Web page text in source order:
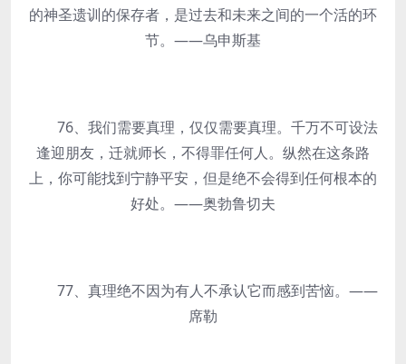
的神圣遗训的保存者，是过去和未来之间的一个活的环
节。——乌申斯基
76、我们需要真理，仅仅需要真理。千万不可设法
逢迎朋友，迁就师长，不得罪任何人。纵然在这条路
上，你可能找到宁静平安，但是绝不会得到任何根本的
好处。——奥勃鲁切夫
77、真理绝不因为有人不承认它而感到苦恼。——
席勒